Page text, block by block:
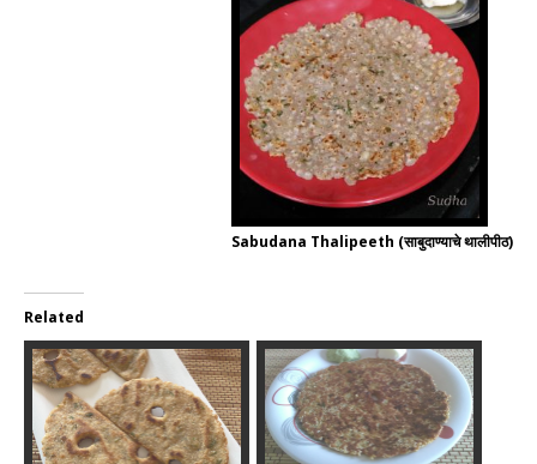
Sabudana Thalipeeth (साबुदाण्याचे थालीपीठ)
Related